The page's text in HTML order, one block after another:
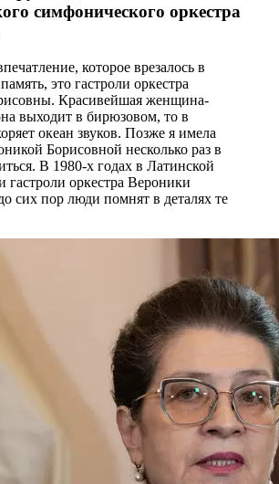
симфонического оркестра
которое врезалось в
это гастроли оркестра
Красивейшая женщина-
выходит в бирюзовом, то в
океан звуков. Позже я имела
Борисовной несколько раз в
В 1980-х годах в Латинской
оркестра Вероники
сих пор люди помнят в деталях те